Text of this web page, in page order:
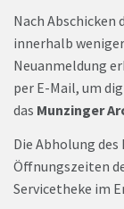
Nach Abschicken
innerhalb
Neuanmeldung
per E-Mail, um
das Munzinger
Die Abholung des
Öffnungszeiten
Servicetheke im